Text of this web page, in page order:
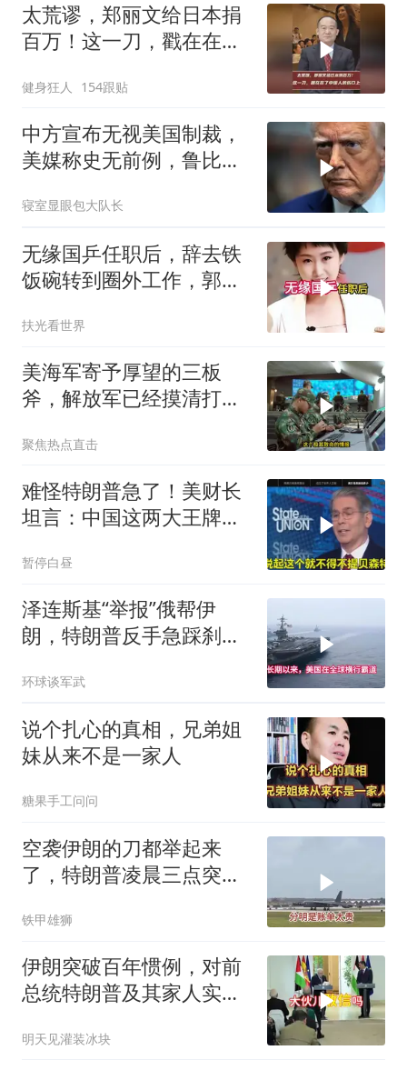
太荒谬，郑丽文给日本捐
百万！这一刀，戳在在了
健身狂人 154跟贴
中方宣布无视美国制裁，
美媒称史无前例，鲁比
寝室显眼包大队长
无缘国乒任职后，辞去铁
饭碗转到圈外工作，郭跃
扶光看世界
美海军寄予厚望的三板
斧，解放军已经摸清打
聚焦热点直击
难怪特朗普急了！美财长
坦言：中国这两大王牌，
暂停白昼
泽连斯基“举报”俄帮伊
朗，特朗普反手急踩刹
环球谈军武
说个扎心的真相，兄弟姐
妹从来不是一家人
糖果手工问问
空袭伊朗的刀都举起来
了，特朗普凌晨三点突然
铁甲雄狮
伊朗突破百年惯例，对前
总统特朗普及其家人实施
明天见灌装冰块